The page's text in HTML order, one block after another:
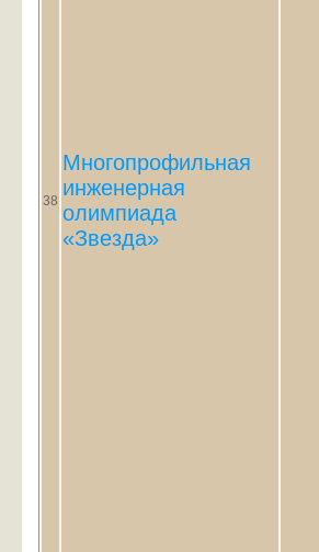
38
Многопрофильная
инженерная
олимпиада
«Звезда»